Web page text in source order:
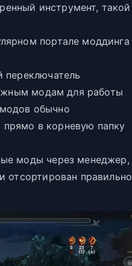
инструмент, такой
портале моддинга
модам для работы
обычно
в корневую папку
моды через менеджер,
отсортирован правильно